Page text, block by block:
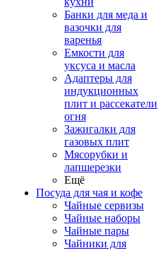
Банки для меда и
вазочки для
варенья
Емкости для
уксуса и масла
Адаптеры для
индукционных
плит и рассекатели
огня
Зажигалки для
газовых плит
Мясорубки и
лапшерезки
Ещё
Посуда для чая и кофе
Чайные сервизы
Чайные наборы
Чайные пары
Чайники для